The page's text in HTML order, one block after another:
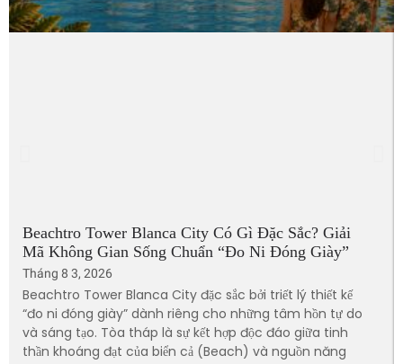
Beachtro Tower Blanca City Có Gì Đặc Sắc? Giải
Mã Không Gian Sống Chuẩn “Đo Ni Đóng Giày”
Tháng 8 3, 2026
Beachtro Tower Blanca City đặc sắc bởi triết lý thiết kế
“đo ni đóng giày” dành riêng cho những tâm hồn tự do
và sáng tạo. Tòa tháp là sự kết hợp độc đáo giữa tinh
thần khoáng đạt của biển cả (Beach) và nguồn năng